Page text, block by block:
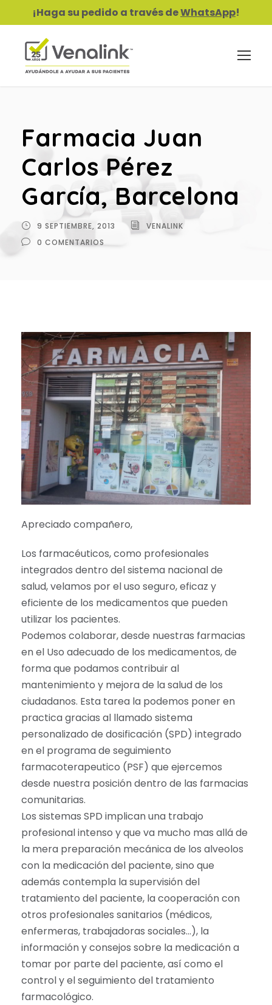
¡Haga su pedido a través deWhatsApp!
Farmacia Juan
Carlos Pérez
García, Barcelona
9 SEPTIEMBRE, 2013
VENALINK
0 COMENTARIOS
Apreciado compañero,
Los farmacéuticos, como profesionales
integrados dentro del sistema nacional de
salud, velamos por el uso seguro, eficaz y
eficiente de los medicamentos que pueden
utilizar los pacientes.
Podemos colaborar, desde nuestras farmacias
en el Uso adecuado de los medicamentos, de
forma que podamos contribuir al
mantenimiento y mejora de la salud de los
ciudadanos. Esta tarea la podemos poner en
practica gracias al llamado sistema
personalizado de dosificación (SPD) integrado
en el programa de seguimiento
farmacoterapeutico (PSF) que ejercemos
desde nuestra posición dentro de las farmacias
comunitarias.
Los sistemas SPD implican una trabajo
profesional intenso y que va mucho mas allá de
la mera preparación mecánica de los alveolos
con la medicación del paciente, sino que
además contempla la supervisión del
tratamiento del paciente, la cooperación con
otros profesionales sanitarios (médicos,
enfermeras, trabajadoras sociales…), la
información y consejos sobre la medicación a
tomar por parte del paciente, así como el
control y el seguimiento del tratamiento
farmacológico.